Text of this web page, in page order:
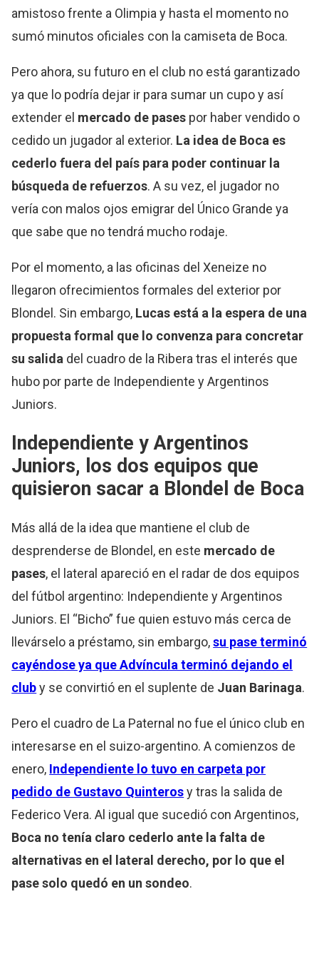
amistoso frente a Olimpia y hasta el momento no
sumó minutos oficiales con la camiseta de Boca.
Pero ahora, su futuro en el club no está garantizado
ya que lo podría dejar ir para sumar un cupo y así
extender el mercado de pases por haber vendido o
cedido un jugador al exterior. La idea de Boca es
cederlo fuera del país para poder continuar la
búsqueda de refuerzos. A su vez, el jugador no
vería con malos ojos emigrar del Único Grande ya
que sabe que no tendrá mucho rodaje.
Por el momento, a las oficinas del Xeneize no
llegaron ofrecimientos formales del exterior por
Blondel. Sin embargo, Lucas está a la espera de una
propuesta formal que lo convenza para concretar
su salida del cuadro de la Ribera tras el interés que
hubo por parte de Independiente y Argentinos
Juniors.
Independiente y Argentinos
Juniors, los dos equipos que
quisieron sacar a Blondel de Boca
Más allá de la idea que mantiene el club de
desprenderse de Blondel, en este mercado de
pases, el lateral apareció en el radar de dos equipos
del fútbol argentino: Independiente y Argentinos
Juniors. El “Bicho” fue quien estuvo más cerca de
llevárselo a préstamo, sin embargo,su pase terminó
cayéndose ya que Advíncula terminó dejando el
cluby se convirtió en el suplente de Juan Barinaga.
Pero el cuadro de La Paternal no fue el único club en
interesarse en el suizo-argentino. A comienzos de
enero, Independiente lo tuvo en carpeta por
pedido de Gustavo Quinterosy tras la salida de
Federico Vera. Al igual que sucedió con Argentinos,
Boca no tenía claro cederlo ante la falta de
alternativas en el lateral derecho, por lo que el
pase solo quedó en un sondeo.